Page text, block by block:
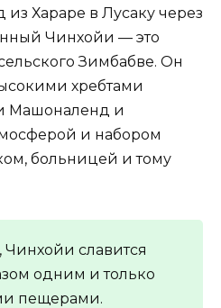
из Хараре в Лусаку через
Чинхойи — это
Зимбабве. Он
хребтами
Машоналенд и
и набором
больницей и тому
славится
одним и только
пещерами.